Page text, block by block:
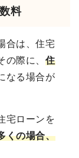
料
合は、住宅
の際に、住
なる場合が
宅ローンを
くの場合、